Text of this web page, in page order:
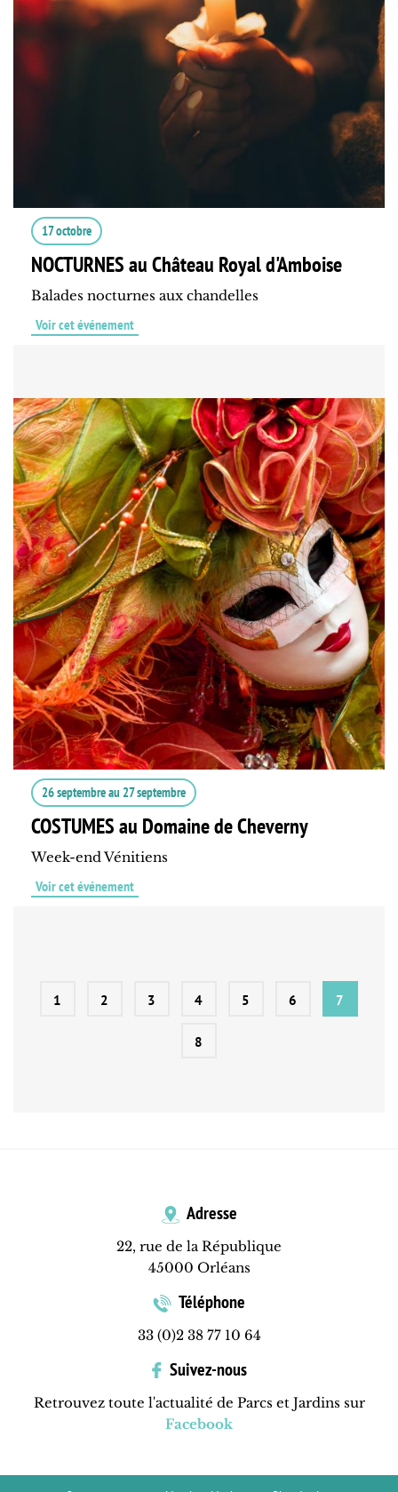
17 octobre
NOCTURNES au Château Royal d'Amboise
Balades nocturnes aux chandelles
Voir cet événement
26 septembreau 27 septembre
COSTUMES au Domaine de Cheverny
Week-end Vénitiens
Voir cet événement
1 2 3 4 5 6 7
8
Adresse
22, rue de la République
45000 Orléans
Téléphone
33 (0)2 38 77 10 64
Suivez-nous
Retrouvez toute l'actualité de Parcs et Jardins sur
Facebook